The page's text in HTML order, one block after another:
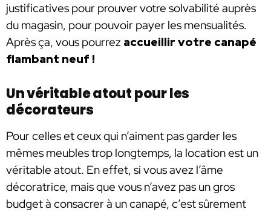
justificatives pour prouver votre solvabilité auprès
du magasin, pour pouvoir payer les mensualités.
Après ça, vous pourrez accueillir votre canapé
flambant neuf !
Un véritable atout pour les
décorateurs
Pour celles et ceux qui n’aiment pas garder les
mêmes meubles trop longtemps, la location est un
véritable atout. En effet, si vous avez l’âme
décoratrice, mais que vous n’avez pas un gros
budget à consacrer à un canapé, c’est sûrement